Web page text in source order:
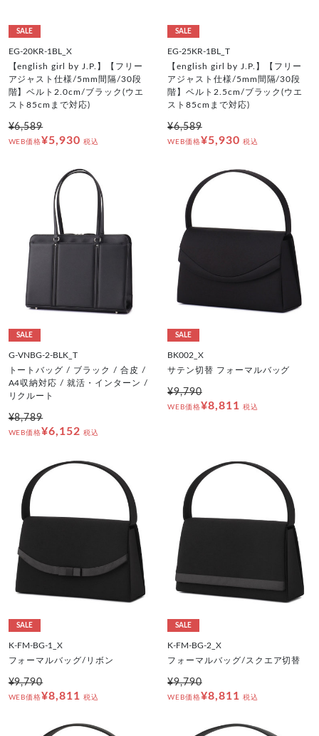
SALE
EG-20KR-1BL_X
【english girl by J.P.】【フリー
アジャスト仕様/5mm間隔/30段
階】ベルト2.0cm/ブラック(ウエ
スト85cmまで対応)
¥6,589
WEB価格¥5,930 税込
SALE
EG-25KR-1BL_T
【english girl by J.P.】【フリー
アジャスト仕様/5mm間隔/30段
階】ベルト2.5cm/ブラック(ウエ
スト85cmまで対応)
¥6,589
WEB価格¥5,930 税込
SALE
G-VNBG-2-BLK_T
トートバッグ / ブラック / 合皮 /
A4収納対応 / 就活・インターン /
リクルート
¥8,789
WEB価格¥6,152 税込
SALE
BK002_X
サテン切替 フォーマルバッグ
¥9,790
WEB価格¥8,811 税込
SALE
K-FM-BG-1_X
フォーマルバッグ/リボン
¥9,790
WEB価格¥8,811 税込
SALE
K-FM-BG-2_X
フォーマルバッグ/スクエア切替
¥9,790
WEB価格¥8,811 税込